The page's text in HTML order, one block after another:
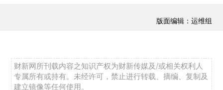
版面编辑：运维组
财新网所刊载内容之知识产权为财新传媒及/或相关权利人
专属所有或持有。未经许可，禁止进行转载、摘编、复制及
建立镜像等任何使用。